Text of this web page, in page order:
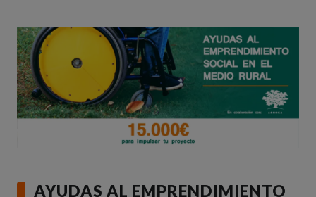
AYUDAS AL EMPRENDIMIENTO